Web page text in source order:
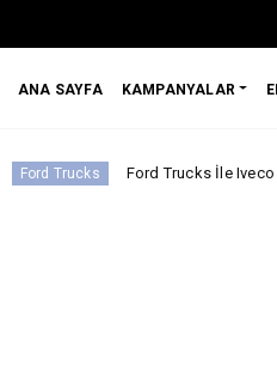
ANA SAYFA KAMPANYALAR
Ford Trucks İle Iveco Geliştirilecek